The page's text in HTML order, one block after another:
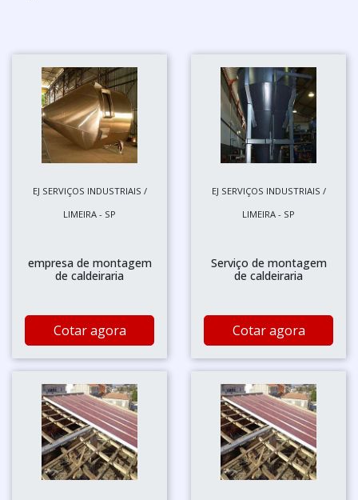
EJ SERVIÇOS INDUSTRIAIS /
LIMEIRA - SP
empresa de montagem
de caldeiraria
Cotar agora
EJ SERVIÇOS INDUSTRIAIS /
LIMEIRA - SP
Serviço de montagem
de caldeiraria
Cotar agora